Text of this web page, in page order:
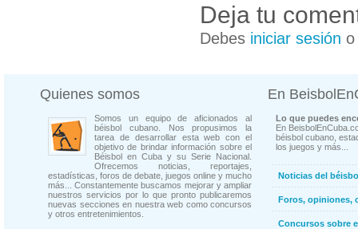
Deja tu
Debes iniciar sesión
Quienes somos
Somos un equipo de aficionados al
béisbol cubano. Nos propusimos la
tarea de desarrollar esta web con el
objetivo de brindar información sobre el
Béisbol en Cuba y su Serie Nacional.
Ofrecemos noticias, reportajes,
estadísticas, foros de debate, juegos online y mucho
más... Constantemente buscamos mejorar y ampliar
nuestros servicios por lo que pronto publicaremos
nuevas secciones en nuestra web como concursos
y otros entretenimientos.
En
Lo que puedes
En
béisbol cubano,
los juegos y más...
Noticias del
Foros, opiniones,
Concursos sobre